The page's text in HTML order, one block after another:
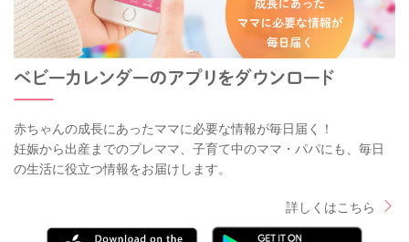
赤ちゃんの成長にあったママに必要な情報が毎日届く！
妊娠から出産までのプレママ、子育て中のママ・パパにも、毎日
の生活に役立つ情報をお届けします。
詳しくはこちら